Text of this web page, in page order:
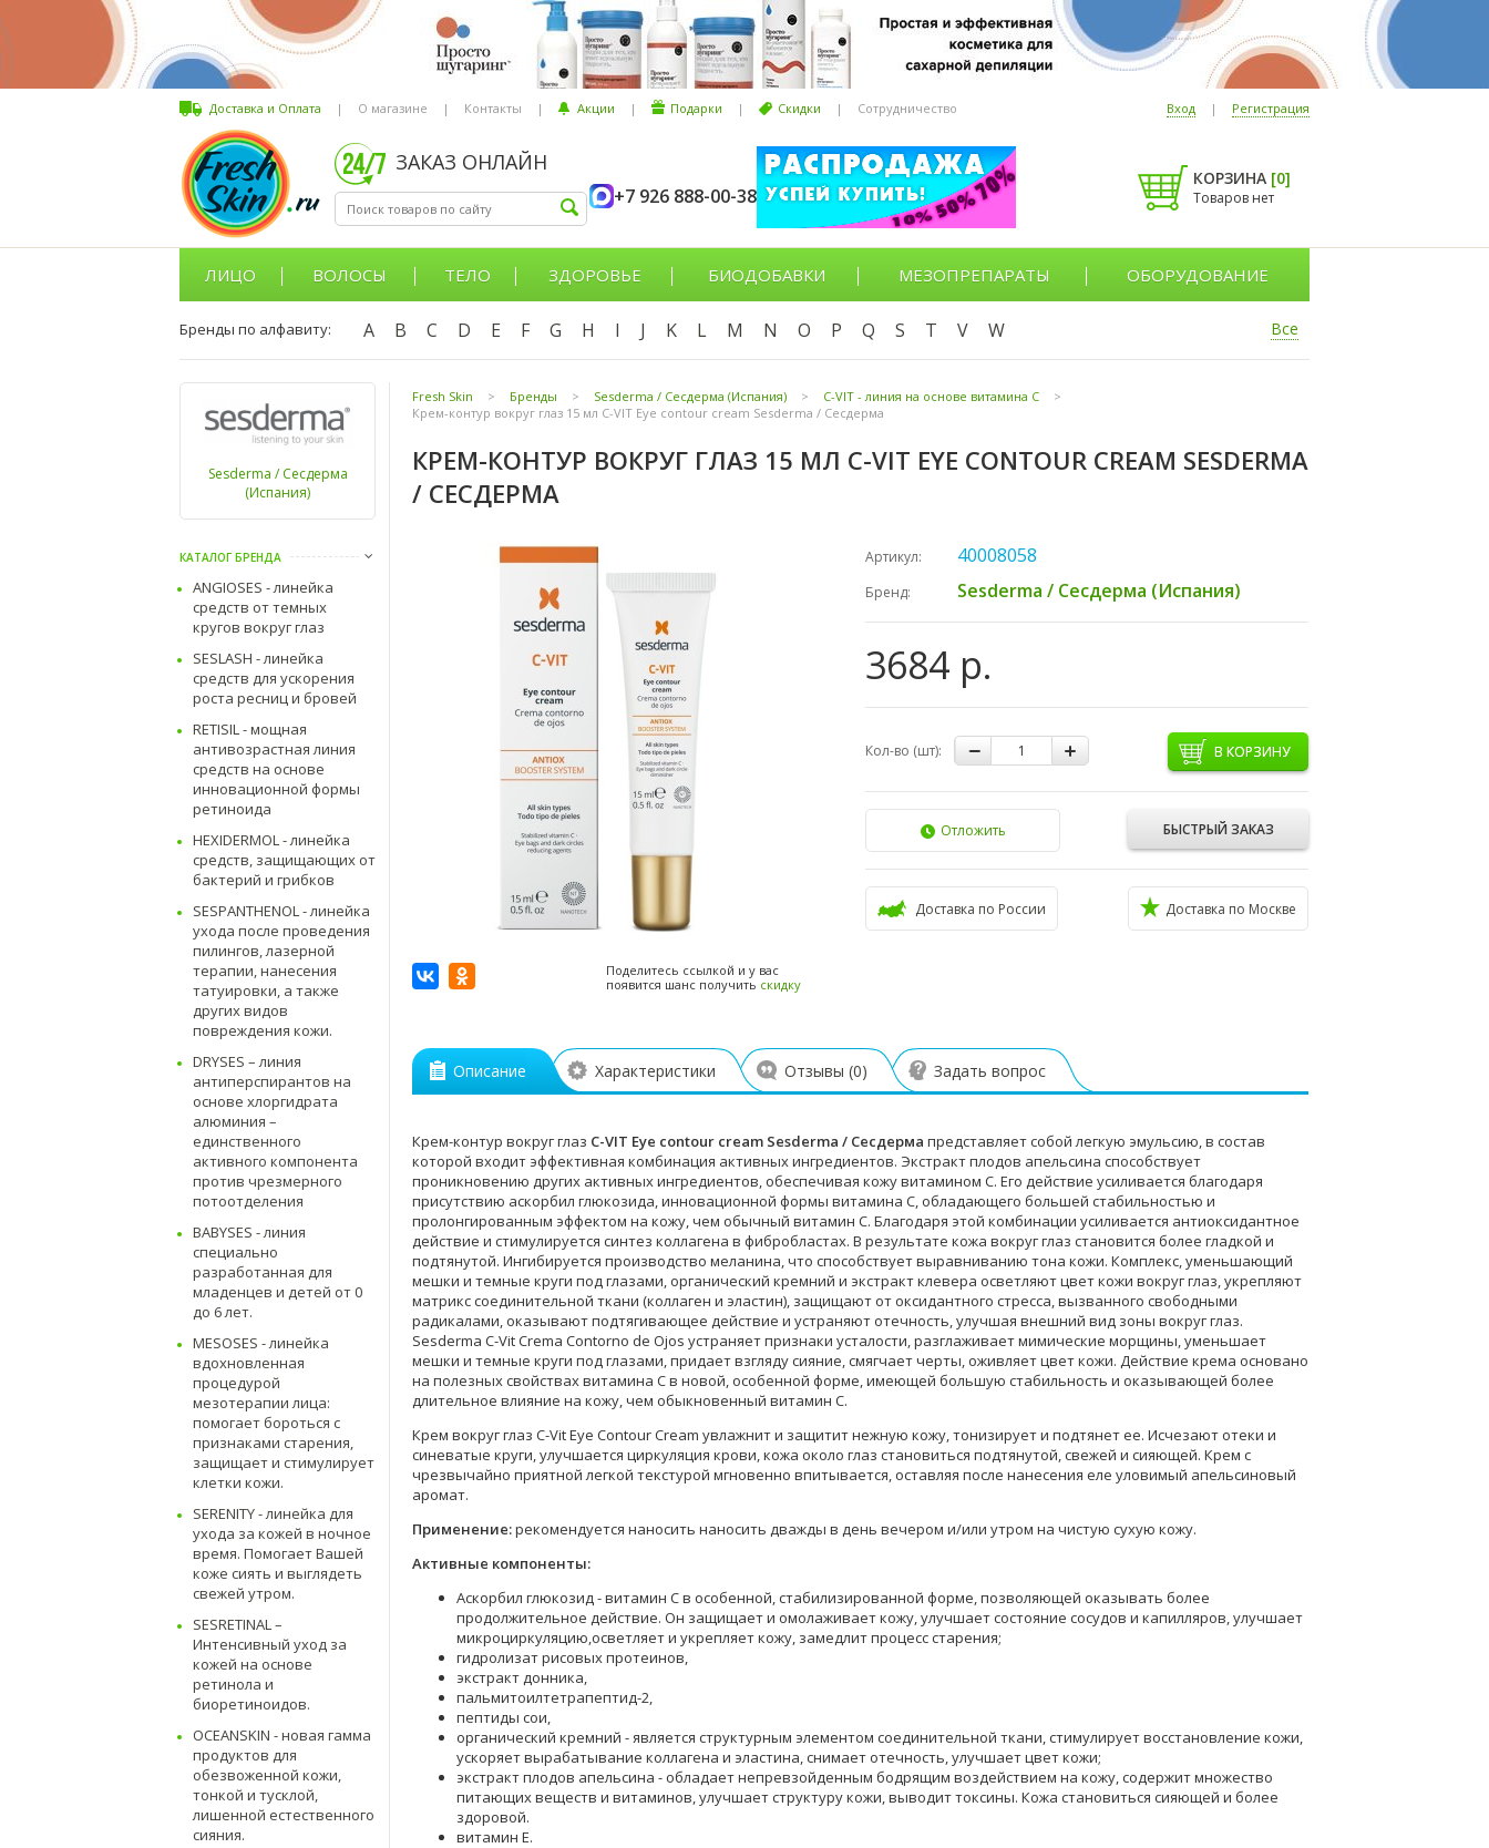
Доставка и Оплата | О магазине | Контакты | Акции | Подарки | Скидки | Сотрудничество Вход | Регистрация
ЗАКАЗ ОНЛАЙН
+7 926 888-00-38
КОРЗИНА [0]
Товаров нет
ЛИЦО ВОЛОСЫ ТЕЛО ЗДОРОВЬЕ БИОДОБАВКИ МЕЗОПРЕПАРАТЫ ОБОРУДОВАНИЕ
Бренды по алфавиту: A B C D E F G H I J K L M N O P Q S T V W Все
Sesderma / Сесдерма
(Испания)
КАТАЛОГ БРЕНДА
ANGIOSES - линейка
средств от темных
кругов вокруг глаз
SESLASH - линейка
средств для ускорения
роста ресниц и бровей
RETISIL - мощная
антивозрастная линия
средств на основе
инновационной формы
ретиноида
HEXIDERMOL - линейка
средств, защищающих от
бактерий и грибков
SESPANTHENOL - линейка
ухода после проведения
пилингов, лазерной
терапии, нанесения
татуировки, а также
других видов
повреждения кожи.
DRYSES – линия
антиперспирантов на
основе хлоргидрата
алюминия –
единственного
активного компонента
против чрезмерного
потоотделения
BABYSES - линия
специально
разработанная для
младенцев и детей от 0
до 6 лет.
MESOSES - линейка
вдохновленная
процедурой
мезотерапии лица:
помогает бороться с
признаками старения,
защищает и стимулирует
клетки кожи.
SERENITY - линейка для
ухода за кожей в ночное
время. Помогает Вашей
коже сиять и выглядеть
свежей утром.
SESRETINAL –
Интенсивный уход за
кожей на основе
ретинола и
биоретиноидов.
OCEANSKIN - новая гамма
продуктов для
обезвоженной кожи,
тонкой и тусклой,
лишенной естественного
сияния.
Fresh Skin > Бренды > Sesderma / Сесдерма (Испания) > C-VIT - линия на основе витамина C
>
Крем-контур вокруг глаз 15 мл C-VIT Eye contour cream Sesderma / Сесдерма
КРЕМ-КОНТУР ВОКРУГ ГЛАЗ 15 МЛ C-VIT EYE CONTOUR CREAM SESDERMA
/ СЕСДЕРМА
Поделитесь ссылкой и у вас
появится шанс получить скидку
Артикул: 40008058
Бренд: Sesderma / Сесдерма (Испания)
3684 р.
Кол-во (шт): В КОРЗИНУ
БЫСТРЫЙ ЗАКАЗ
Отложить
Доставка по России Доставка по Москве
Описание Характеристики Отзывы (0) Задать вопрос
Крем-контур вокруг глаз C-VIT Eye contour cream Sesderma / Сесдерма представляет собой легкую эмульсию, в состав
которой входит эффективная комбинация активных ингредиентов. Экстракт плодов апельсина способствует
проникновению других активных ингредиентов, обеспечивая кожу витамином С. Его действие усиливается благодаря
присутствию аскорбил глюкозида, инновационной формы витамина C, обладающего большей стабильностью и
пролонгированным эффектом на кожу, чем обычный витамин С. Благодаря этой комбинации усиливается антиоксидантное
действие и стимулируется синтез коллагена в фибробластах. В результате кожа вокруг глаз становится более гладкой и
подтянутой. Ингибируется производство меланина, что способствует выравниванию тона кожи. Комплекс, уменьшающий
мешки и темные круги под глазами, органический кремний и экстракт клевера осветляют цвет кожи вокруг глаз, укрепляют
матрикс соединительной ткани (коллаген и эластин), защищают от оксидантного стресса, вызванного свободными
радикалами, оказывают подтягивающее действие и устраняют отечность, улучшая внешний вид зоны вокруг глаз.
Sesderma C-Vit Crema Contorno de Ojos устраняет признаки усталости, разглаживает мимические морщины, уменьшает
мешки и темные круги под глазами, придает взгляду сияние, смягчает черты, оживляет цвет кожи. Действие крема основано
на полезных свойствах витамина С в новой, особенной форме, имеющей большую стабильность и оказывающей более
длительное влияние на кожу, чем обыкновенный витамин С.
Крем вокруг глаз C-Vit Eye Contour Cream увлажнит и защитит нежную кожу, тонизирует и подтянет ее. Исчезают отеки и
синеватые круги, улучшается циркуляция крови, кожа около глаз становиться подтянутой, свежей и сияющей. Крем с
чрезвычайно приятной легкой текстурой мгновенно впитывается, оставляя после нанесения еле уловимый апельсиновый
аромат.
Применение:рекомендуется наносить наносить дважды в день вечером и/или утром на чистую сухую кожу.
Активные компоненты:
Аскорбил глюкозид - витамин С в особенной, стабилизированной форме, позволяющей оказывать более
продолжительное действие. Он защищает и омолаживает кожу, улучшает состояние сосудов и капилляров, улучшает
микроциркуляцию,осветляет и укрепляет кожу, замедлит процесс старения;
гидролизат рисовых протеинов,
экстракт донника,
пальмитоилтетрапептид-2,
пептиды сои,
органический кремний - является структурным элементом соединительной ткани, стимулирует восстановление кожи,
ускоряет вырабатывание коллагена и эластина, снимает отечность, улучшает цвет кожи;
экстракт плодов апельсина - обладает непревзойденным бодрящим воздействием на кожу, содержит множество
питающих веществ и витаминов, улучшает структуру кожи, выводит токсины. Кожа становиться сияющей и более
здоровой.
витамин Е.